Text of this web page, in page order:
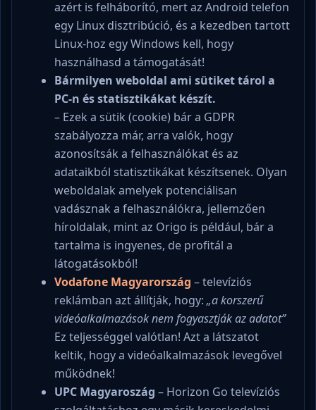
azért is felháborító, mert az Android telefon
egy Linux disztribúció, és a kezedben tartott
Linux-hoz egy Windows kell, hogy
használhasd a támogatását!
Bármilyen weboldal ami sütiket tárol a
PC-n és statisztikákat készít.
– Ezek a sütik (cookie) bár a GDPR
szabályozza már, arra valók, hogy
azonosítsák a felhasználókat és az
adataikból statisztikákat készítsenek. Olyan
weboldalak amelyek potenciálisan
vadásznak a felhasználókra, jellemzően
híroldalak, mint az Origo is például, bár a
tartalma is ingyenes, de profitál a
látogatásokból!
Vodafone Magyarország – televíziós
reklámban azt állítják, hogy: „a korszerű
videóalkalmazások nem fogyasztják az adatot”
Ez teljességgel valótlan! Azt a látszatot
keltik, hogy a videóalkalmazások levegővel
működnek!
UPC Magyaroszág – Horizon Go televíziós